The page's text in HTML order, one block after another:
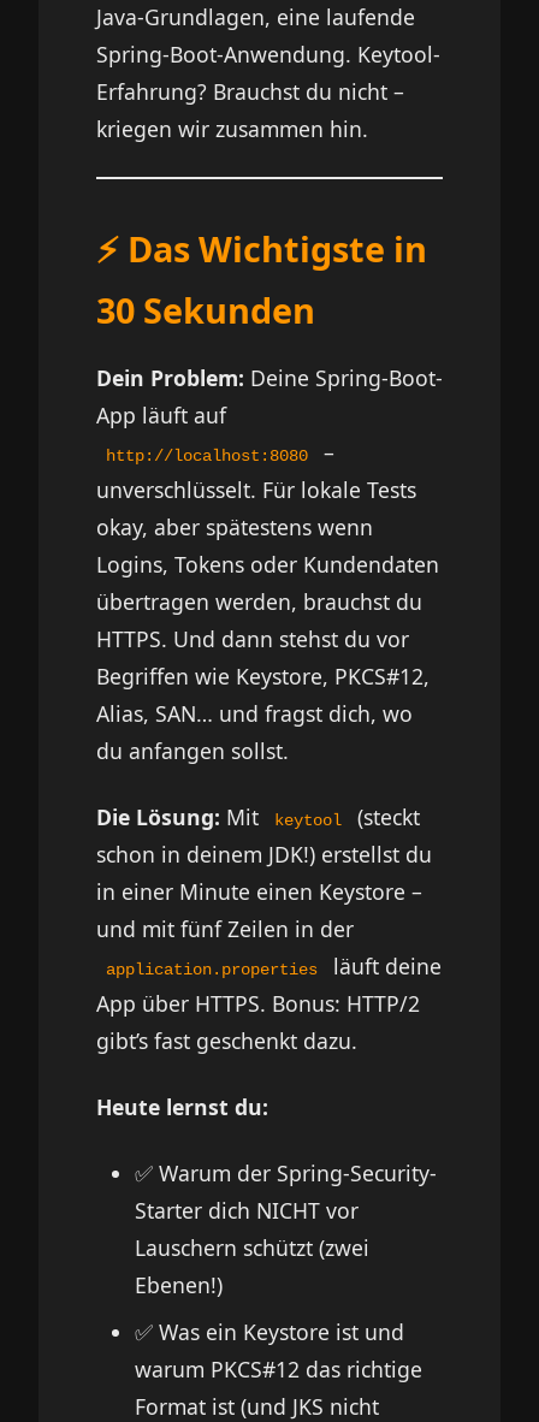
Java-Grundlagen, eine laufende
Spring-Boot-Anwendung. Keytool-
Erfahrung? Brauchst du nicht –
kriegen wir zusammen hin.
⚡ Das Wichtigste in
30 Sekunden
Dein Problem: Deine Spring-Boot-
App läuft auf
http://localhost:8080
–
unverschlüsselt. Für lokale Tests
okay, aber spätestens wenn
Logins, Tokens oder Kundendaten
übertragen werden, brauchst du
HTTPS. Und dann stehst du vor
Begriffen wie Keystore, PKCS#12,
Alias, SAN… und fragst dich, wo
du anfangen sollst.
Die Lösung: Mit keytool
(steckt
schon in deinem JDK!) erstellst du
in einer Minute einen Keystore –
und mit fünf Zeilen in der
application.properties
läuft deine
App über HTTPS. Bonus: HTTP/2
gibt’s fast geschenkt dazu.
Heute lernst du:
✅ Warum der Spring-Security-
Starter dich NICHT vor
Lauschern schützt (zwei
Ebenen!)
✅ Was ein Keystore ist und
warum PKCS#12 das richtige
Format ist (und JKS nicht